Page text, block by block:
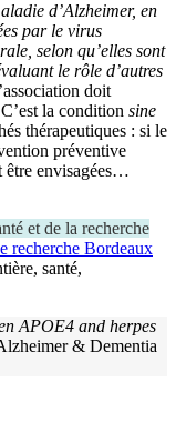
d’Alzheimer, en
par le virus
selon qu’elles sont
le rôle d’autres
doit
la condition sine
thérapeutiques : si le
préventive
être envisagées…
et de la recherche
recherche Bordeaux
santé,
APOE4 and herpes
& Dementia